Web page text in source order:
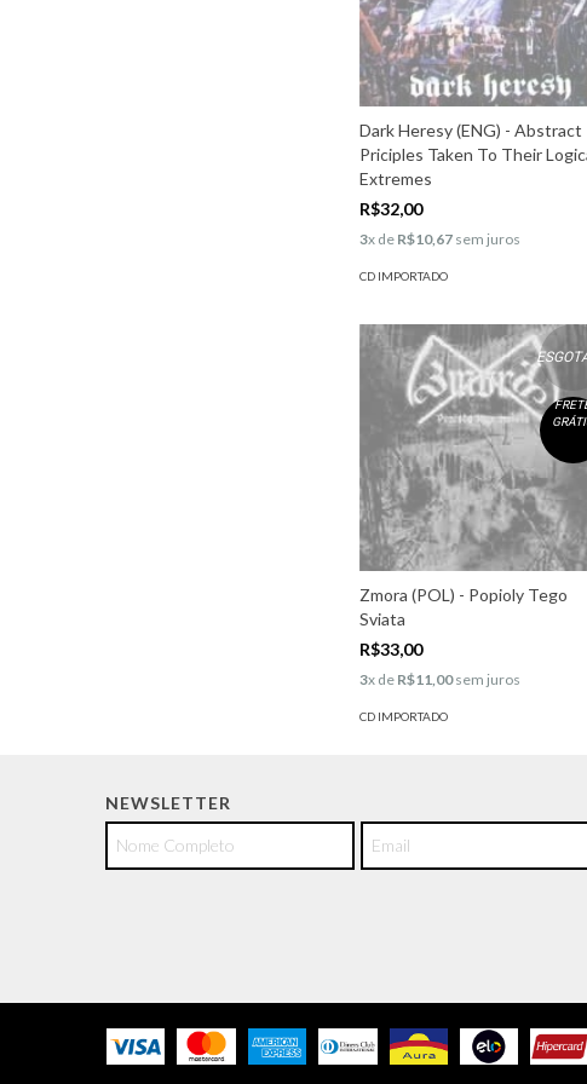
Dark Heresy (ENG) - Abstract
Priciples Taken To Their
Extremes
R$32,00
3x de R$10,67 sem juros
CD IMPORTADO
Zmora (POL) - Popioly Tego
Sviata
R$33,00
3x de R$11,00sem juros
CD IMPORTADO
NEWSLETTER